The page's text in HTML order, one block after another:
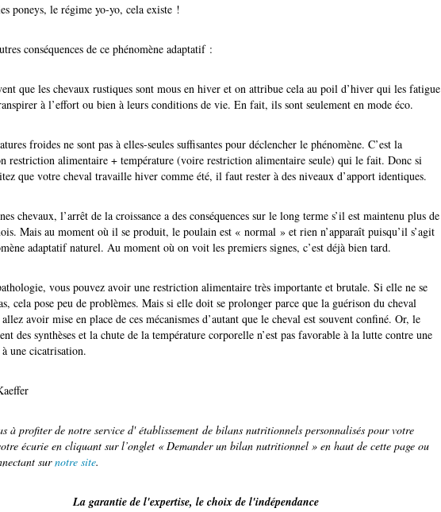
poneys, le régime yo-yo, cela existe !
conséquences de ce phénomène adaptatif :
que les chevaux rustiques sont mous en hiver et on attribue cela au poil d’hiver qui les fatigue
à l’effort ou bien à leurs conditions de vie. En fait, ils sont seulement en mode éco.
froides ne sont pas à elles-seules suffisantes pour déclencher le phénomène. C’est la
restriction alimentaire + température (voire restriction alimentaire seule) qui le fait. Donc si
que votre cheval travaille hiver comme été, il faut rester à des niveaux d’apport identiques.
chevaux, l’arrêt de la croissance a des conséquences sur le long terme s’il est maintenu plus de
Mais au moment où il se produit, le poulain est « normal » et rien n’apparaît puisqu’il s’agit
adaptatif naturel. Au moment où on voit les premiers signes, c’est déjà bien tard.
vous pouvez avoir une restriction alimentaire très importante et brutale. Si elle ne se
cela pose peu de problèmes. Mais si elle doit se prolonger parce que la guérison du cheval
avoir mise en place de ces mécanismes d’autant que le cheval est souvent confiné. Or, le
des synthèses et la chute de la température corporelle n’est pas favorable à la lutte contre une
une cicatrisation.
à profiter de notre service d' établissement de bilans nutritionnels personnalisés pour votre
écurie en cliquant sur l’onglet « Demander un bilan nutritionnel » en haut de cette page ou
surnotre site.
La garantie de l'expertise, le choix de l'indépendance